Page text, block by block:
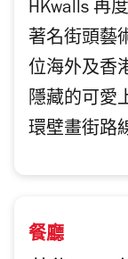
HKwalls 再
著名街頭藝
位海外及香
隱藏的可愛
環壁畫街路
餐廳